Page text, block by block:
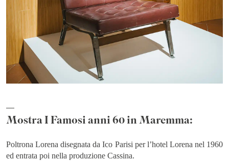
Mostra I Famosi anni 60 in Maremma:
Poltrona Lorena disegnata da Ico Parisi per l’hotel Lorena nel 1960
ed entrata poi nella produzione Cassina.